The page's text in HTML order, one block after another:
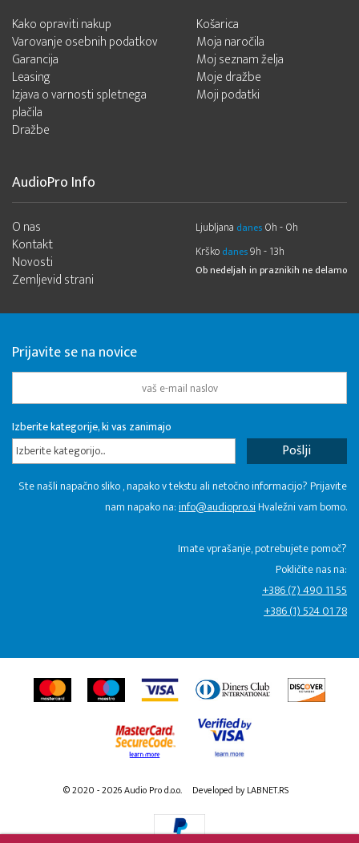
Kako opraviti nakup
Varovanje osebnih podatkov
Garancija
Leasing
Izjava o varnosti spletnega
plačila
Dražbe
Košarica
Moja naročila
Moj seznam želja
Moje dražbe
Moji podatki
AudioPro Info
O nas
Kontakt
Novosti
Zemljevid strani
Ljubljana danes 0h - 0h
Krško danes9h - 13h
Ob nedeljah in praznikih ne delamo
Prijavite se na novice
Izberite kategorije, ki vas zanimajo
Izberite kategorijo...
Ste našli napačno sliko , napako v tekstu ali netočno informacijo? Prijavite
nam napako na:info@audiopro.siHvaležni vam bomo.
Imate vprašanje, potrebujete pomoč?
Pokličite nas na:
+386 (7) 490 11 55
+386 (1) 524 01 78
© 2020 - 2026 Audio Pro d.o.o. Developed by LABNET.RS